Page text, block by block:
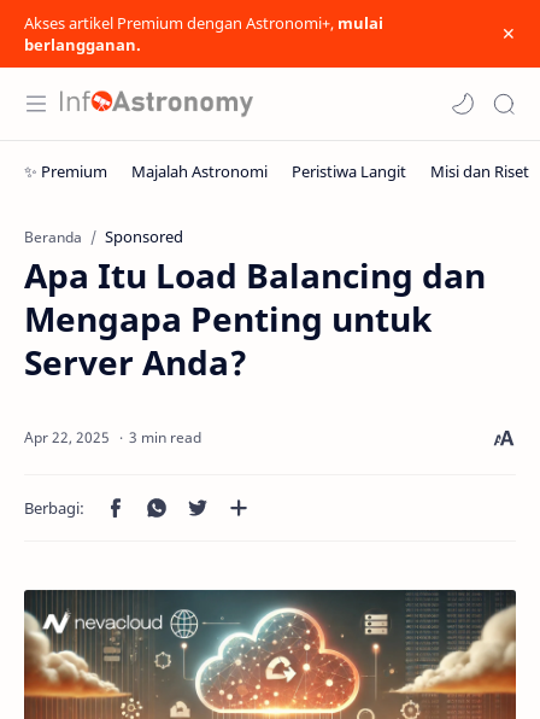
Akses artikel Premium dengan Astronomi+, mulai
berlangganan.
Beranda Sponsored
Apa Itu Load Balancing dan
Mengapa Penting untuk
Server Anda?
3 min read